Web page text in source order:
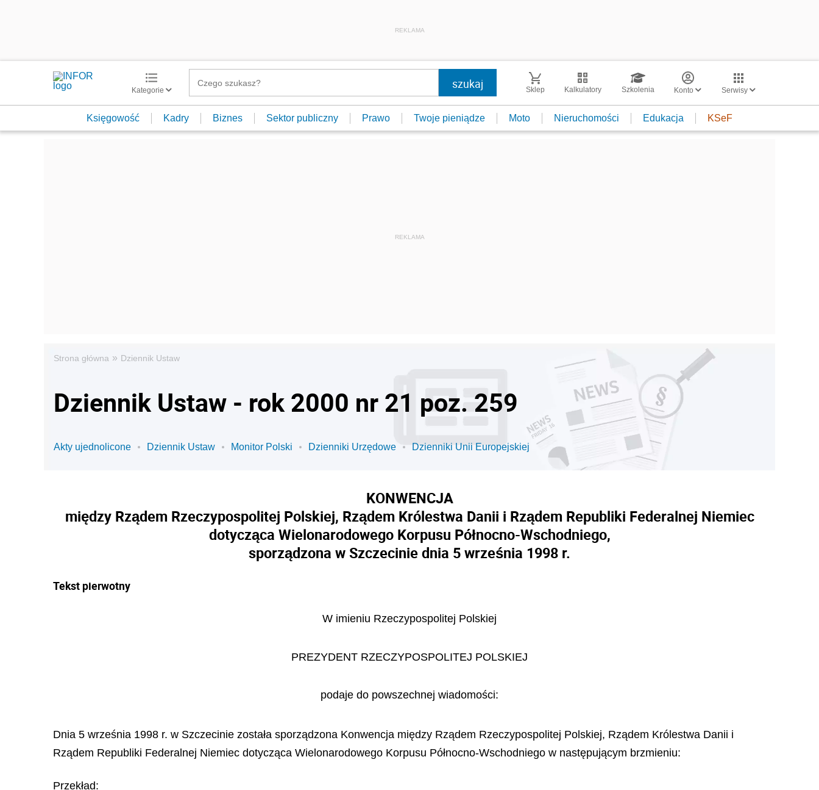
REKLAMA
Kategorie Sklep Kalkulatory Szkolenia Konto Serwisy
Księgowość Kadry Biznes Sektor publiczny Prawo Twoje pieniądze Moto Nieruchomości Edukacja KSeF
Strona główna » Dziennik Ustaw
Dziennik Ustaw - rok 2000 nr 21 poz. 259
Akty ujednolicone Dziennik Ustaw Monitor Polski Dzienniki Urzędowe Dzienniki Unii Europejskiej
KONWENCJA
między Rządem Rzeczypospolitej Polskiej, Rządem Królestwa Danii i Rządem Republiki Federalnej Niemiec
dotycząca Wielonarodowego Korpusu Północno-Wschodniego,
sporządzona w Szczecinie dnia 5 września 1998 r.
Tekst pierwotny
W imieniu Rzeczypospolitej Polskiej
PREZYDENT RZECZYPOSPOLITEJ POLSKIEJ
podaje do powszechnej wiadomości:
Dnia 5 września 1998 r. w Szczecinie została sporządzona Konwencja między Rządem Rzeczypospolitej Polskiej, Rządem Królestwa Danii i
Rządem Republiki Federalnej Niemiec dotycząca Wielonarodowego Korpusu Północno-Wschodniego w następującym brzmieniu:
Przekład: